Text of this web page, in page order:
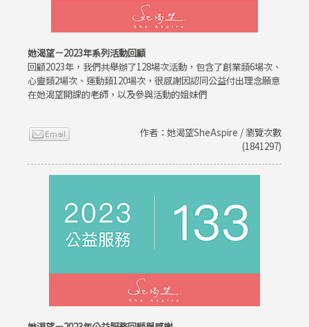
她渴望－2023年系列活動回顧
回顧2023年，我們共舉辦了128場次活動，包含了創業類6場次、
心靈類2場次、運動類120場次，很感謝因認同公益付出理念願意
在她渴望開課的老師，以及參與活動的姐妹們
作者：她渴望SheAspire / 瀏覽次數
(1841297)